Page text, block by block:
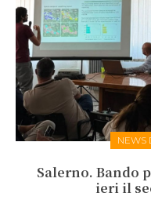
NEWS
Salerno. Bando
ieri il